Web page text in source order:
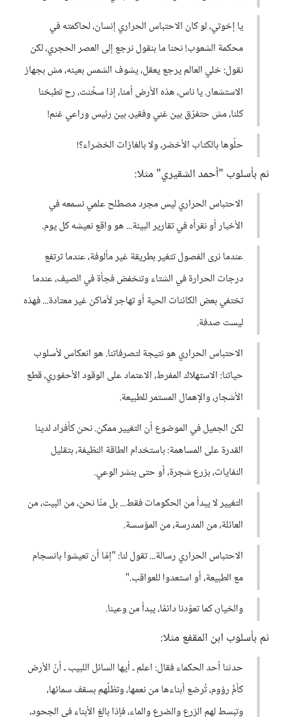
يا إخوتي، لو كان الاحتباس الحراري إنسان، لحاكمته في
محكمة الشعوب! نحنا ما بنقول نرجع إلى العصر الحجري، لكن
نقول: خلي العالم يرجع يعقل، يشوف الشمس بعينه، مش بجهاز
الاستشعار. يا ناس، هذه الأرض أمنا، إذا سخّنت، رح تطبخنا
كلنا، مش حتفرّق بين غني وفقير، بين رئيس وراعي غنم!
حلّوها بالكتاب الأخضر، ولا بالغازات الخضراء؟!
ثم بأسلوب "أحمد الشقيري" مثلا:
الاحتباس الحراري ليس مجرد مصطلح علمي نسمعه في
الأخبار أو نقرأه في تقارير البيئة... هو واقع نعيشه كل يوم.
عندما نرى الفصول تتغير بطريقة غير مألوفة، عندما ترتفع
درجات الحرارة في الشتاء وتنخفض فجأة في الصيف، عندما
تختفي بعض الكائنات الحية أو تهاجر لأماكن غير معتادة... فهذه
ليست صدفة.
الاحتباس الحراري هو نتيجة لتصرفاتنا. هو انعكاس لأسلوب
حياتنا: الاستهلاك المفرط، الاعتماد على الوقود الأحفوري، قطع
الأشجار، والإهمال المستمر للطبيعة.
لكن الجميل في الموضوع أن التغيير ممكن. نحن كأفراد لدينا
القدرة على المساهمة: باستخدام الطاقة النظيفة، بتقليل
النفايات، بزرع شجرة، أو حتى بنشر الوعي.
التغيير لا يبدأ من الحكومات فقط... بل منّا نحن، من البيت، من
العائلة، من المدرسة، من المؤسسة.
الاحتباس الحراري رسالة... تقول لنا: "إمّا أن تعيشوا بانسجام
مع الطبيعة، أو استعدوا للعواقب."
والخيار، كما تعوّدنا دائمًا، يبدأ من وعينا.
ثم بأسلوب ابن المقفع مثلا:
حدثنا أحد الحكماء فقال: اعلم ـ أيها السائل اللبيب ـ أنّ الأرض
كأمٍّ رؤوم، تُرضع أبناءها من نعمها، وتظلّهم بسقف سمائها،
وتبسط لهم الزرع والضرع والماء، فإذا بالغ الأبناء في الجحود،